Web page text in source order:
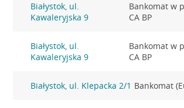
Białystok, ul.
Kawaleryjska 9
Bankomat w
CA BP
Białystok, ul.
Kawaleryjska 9
Bankomat w
CA BP
Białystok, ul. Klepacka 2/1 Bankomat